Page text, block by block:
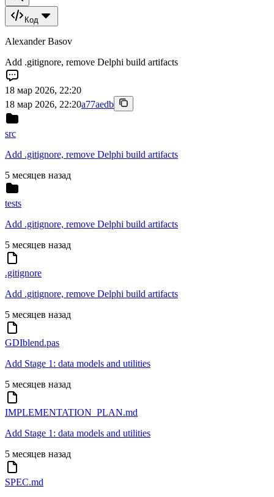
Код
Alexander Basov
Add .gitignore, remove Delphi build artifacts
18 мар 2026, 22:20
18 мар 2026, 22:20a77aedb
src
Add .gitignore, remove Delphi build artifacts
5 месяцев назад
tests
Add .gitignore, remove Delphi build artifacts
5 месяцев назад
.gitignore
Add .gitignore, remove Delphi build artifacts
5 месяцев назад
GDIblend.pas
Add Stage 1: data models and utilities
5 месяцев назад
IMPLEMENTATION_PLAN.md
Add Stage 1: data models and utilities
5 месяцев назад
SPEC.md